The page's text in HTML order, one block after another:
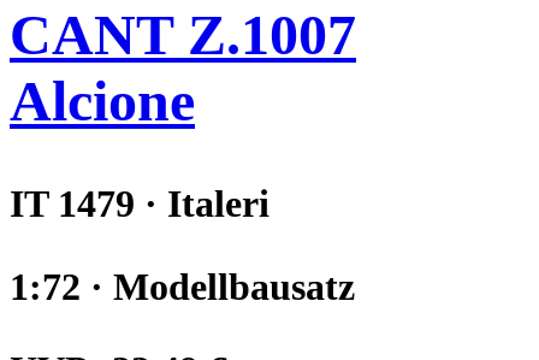
CANT Z.1007
Alcione
IT 1479 · Italeri
1:72 · Modellbausatz